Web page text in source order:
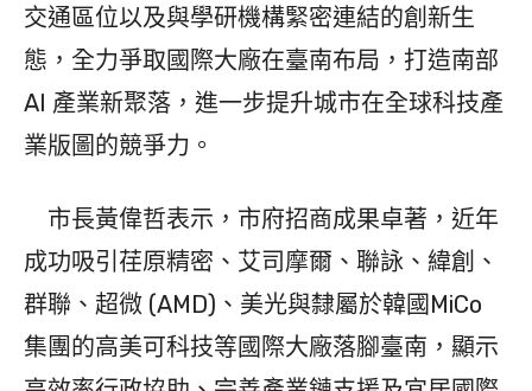
交通區位以及與學研機構緊密連結的創新生
態，全力爭取國際大廠在臺南布局，打造南部
AI 產業新聚落，進一步提升城市在全球科技產
業版圖的競爭力。
市長黃偉哲表示，市府招商成果卓著，近年
成功吸引荏原精密、艾司摩爾、聯詠、緯創、
群聯、超微 (AMD)、美光與隸屬於韓國MiCo
集團的高美可科技等國際大廠落腳臺南，顯示